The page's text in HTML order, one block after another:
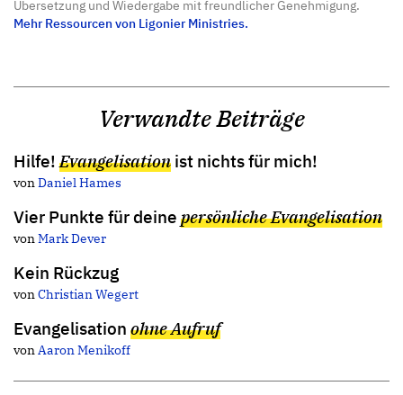
Übersetzung und Wiedergabe mit freundlicher Genehmigung.
Mehr Ressourcen von Ligonier Ministries.
Verwandte Beiträge
Hilfe!Evangelisation ist nichts für mich!
vonDaniel Hames
Vier Punkte für deine persönliche Evangelisation
vonMark Dever
Kein Rückzug
vonChristian Wegert
Evangelisation ohne Aufruf
vonAaron Menikoff